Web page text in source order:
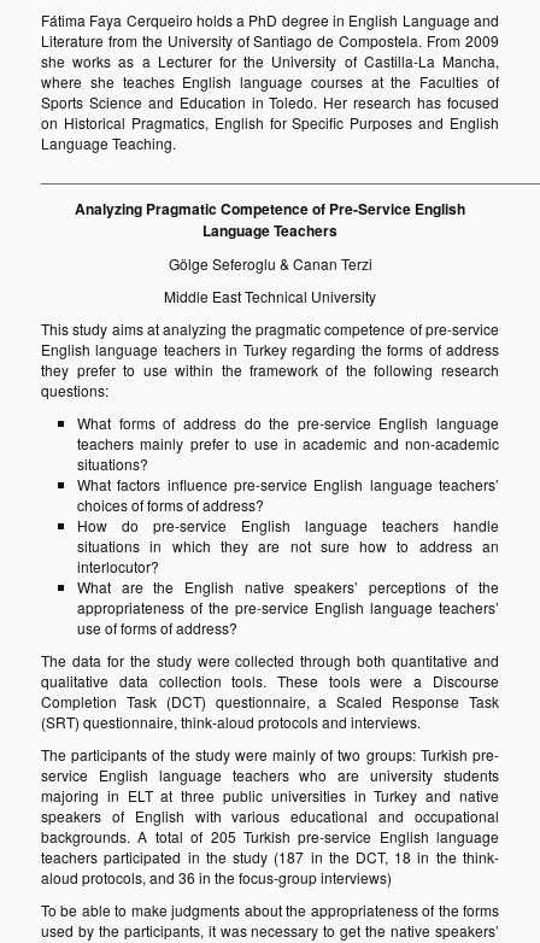
Fátima Faya Cerqueiro holds a PhD degree in English Language and
Literature from the University of Santiago de Compostela. From 2009
she works as a Lecturer for the University of Castilla-La Mancha,
where she teaches English language courses at the Faculties of
Sports Science and Education in Toledo. Her research has focused
on Historical Pragmatics, English for Specific Purposes and English
Language Teaching.
Analyzing Pragmatic Competence of Pre-Service English
Language Teachers
Gölge Seferoglu & Canan Terzi
Middle East Technical University
This study aims at analyzing the pragmatic competence of pre-service
English language teachers in Turkey regarding the forms of address
they prefer to use within the framework of the following research
questions:
What forms of address do the pre-service English language
teachers mainly prefer to use in academic and non-academic
situations?
What factors influence pre-service English language teachers’
choices of forms of address?
How do pre-service English language teachers handle
situations in which they are not sure how to address an
interlocutor?
What are the English native speakers’ perceptions of the
appropriateness of the pre-service English language teachers’
use of forms of address?
The data for the study were collected through both quantitative and
qualitative data collection tools. These tools were a Discourse
Completion Task (DCT) questionnaire, a Scaled Response Task
(SRT) questionnaire, think-aloud protocols and interviews.
The participants of the study were mainly of two groups: Turkish pre-
service English language teachers who are university students
majoring in ELT at three public universities in Turkey and native
speakers of English with various educational and occupational
backgrounds. A total of 205 Turkish pre-service English language
teachers participated in the study (187 in the DCT, 18 in the think-
aloud protocols, and 36 in the focus-group interviews)
To be able to make judgments about the appropriateness of the forms
used by the participants, it was necessary to get the native speakers’